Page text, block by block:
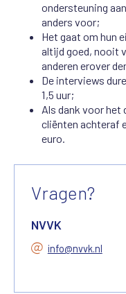
ondersteuning
anders voor;
Het gaat om hun
altijd goed, nooit
anderen erover
De interviews
1,5 uur;
Als dank voor het
cliënten achteraf
euro.
Vragen?
NVVK
info@nvvk.nl